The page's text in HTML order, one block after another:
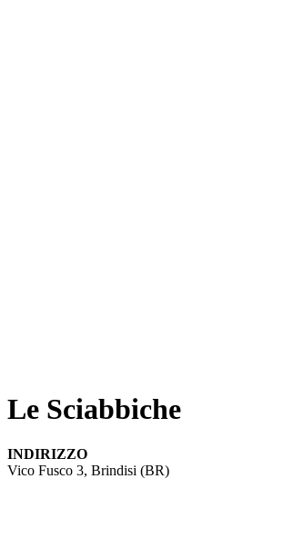
Le Sciabbiche
INDIRIZZO
Vico Fusco 3, Brindisi (BR)